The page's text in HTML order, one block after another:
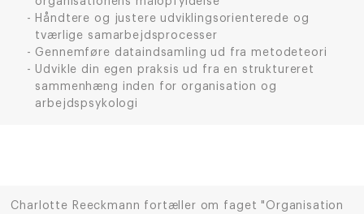
Håndtere og justere udviklingsorienterede og
tværlige samarbejdsprocesser
Gennemføre dataindsamling ud fra metodeteori
Udvikle din egen praksis ud fra en struktureret
sammenhæng inden for organisation og
arbejdspsykologi
Charlotte Reeckmann fortæller om faget "Organisation